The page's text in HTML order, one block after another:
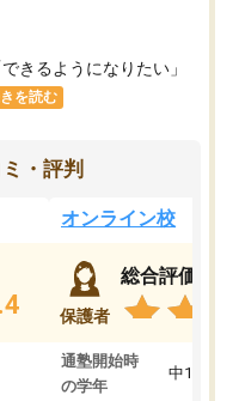
きるようになりたい」
を読む
・評判
オンライン校
保護者
総合評価
通塾開始時
の学年
中1